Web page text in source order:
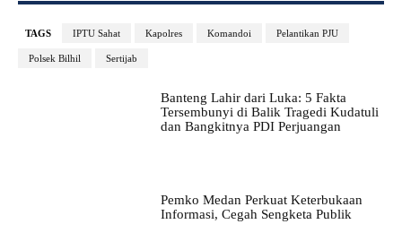
TAGS IPTU Sahat Kapolres Komandoi Pelantikan PJU
Polsek Bilhil Sertijab
Banteng Lahir dari Luka: 5 Fakta
Tersembunyi di Balik Tragedi Kudatuli
dan Bangkitnya PDI Perjuangan
Pemko Medan Perkuat Keterbukaan
Informasi, Cegah Sengketa Publik